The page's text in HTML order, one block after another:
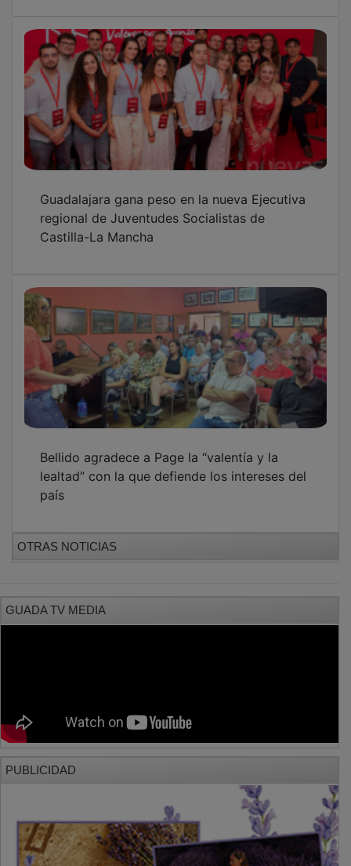
Bellido agradece a Page la “valentía y la
lealtad” con la que defiende los intereses del
país
OTRAS NOTICIAS
PUBLICIDAD